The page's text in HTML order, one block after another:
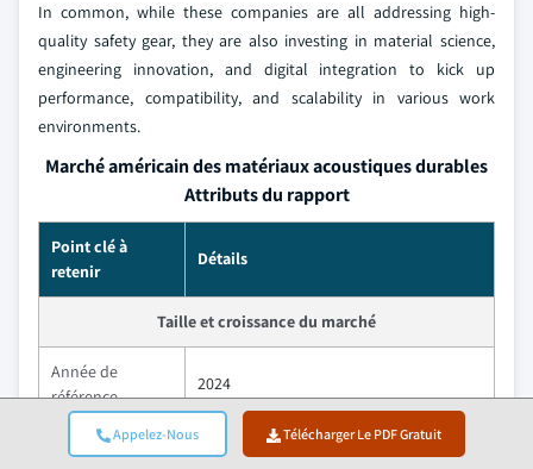
Appelez-Nous Télécharger Le PDF Gratuit
In common, while these companies are all addressing high-
quality safety gear, they are also investing in material science,
engineering innovation, and digital integration to kick up
performance, compatibility, and scalability in various work
environments.
Marché américain des matériaux acoustiques durables
Attributs du rapport
Point clé à
retenir
Détails
Taille et croissance du marché
Année de
référence
2024
Taille du marché
USD 5.7 Billion